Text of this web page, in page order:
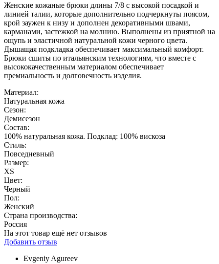
Женские кожаные брюки длины 7/8 с высокой посадкой и
линией талии, которые дополнительно подчеркнуты поясом,
крой заужен к низу и дополнен декоративными швами,
карманами, застежкой на молнию. Выполнены из приятной на
ощупь и эластичной натуральной кожи черного цвета.
Дышащая подкладка обеспечивает максимальный комфорт.
Брюки сшиты по итальянским технологиям, что вместе с
высококачественным материалом обеспечивает
премиальность и долговечность изделия.
Материал:
Натуральная кожа
Сезон:
Демисезон
Состав:
100% натуральная кожа. Подклад: 100% вискоза
Стиль:
Повседневный
Размер:
XS
Цвет:
Черный
Пол:
Женский
Страна производства:
Россия
На этот товар ещё нет отзывов
Добавить отзыв
Evgeniy Agureev